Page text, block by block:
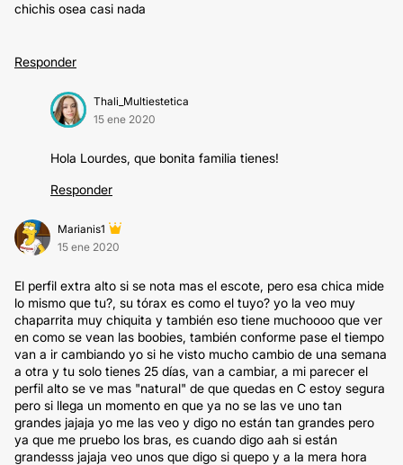
chichis osea casi nada
Responder
Thali_Multiestetica
15 ene 2020
Hola Lourdes, que bonita familia tienes!
Responder
Marianis1
15 ene 2020
El perfil extra alto si se nota mas el escote, pero esa chica mide
lo mismo que tu?, su tórax es como el tuyo? yo la veo muy
chaparrita muy chiquita y también eso tiene muchoooo que ver
en como se vean las boobies, también conforme pase el tiempo
van a ir cambiando yo si he visto mucho cambio de una semana
a otra y tu solo tienes 25 días, van a cambiar, a mi parecer el
perfil alto se ve mas "natural" de que quedas en C estoy segura
pero si llega un momento en que ya no se las ve uno tan
grandes jajaja yo me las veo y digo no están tan grandes pero
ya que me pruebo los bras, es cuando digo aah si están
grandesss jajaja veo unos que digo si quepo y a la mera hora